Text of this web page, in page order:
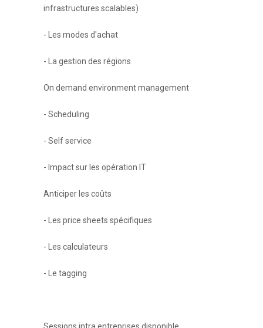
infrastructures scalables)
- Les modes d'achat
- La gestion des régions
On demand environment management
- Scheduling
- Self service
- Impact sur les opération IT
Anticiper les coûts
- Les price sheets spécifiques
- Les calculateurs
- Le tagging
Sessions intra entreprises disponible